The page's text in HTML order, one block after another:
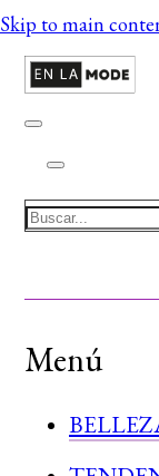
Skip to main
Search
Menú